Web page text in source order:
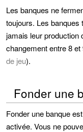
Les banques ne
toujours. Les banques
jamais leur production
changement entre 8
de jeu).
Fonder une
Fonder une banque
activée. Vous ne